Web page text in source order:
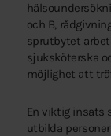
och B,
sprutbytet
sjuksköterska
möjlighet att
En viktig insats
utbilda